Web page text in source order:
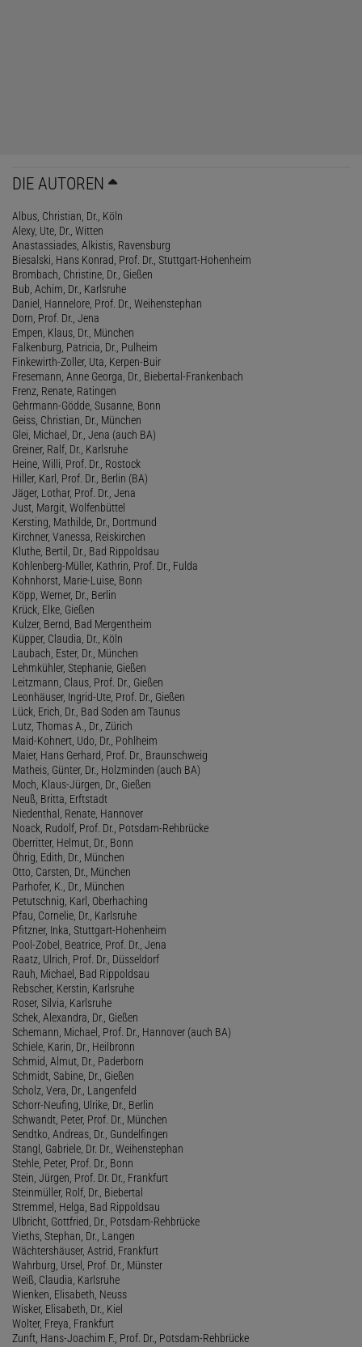
DIE AUTOREN
Albus, Christian, Dr., Köln
Alexy, Ute, Dr., Witten
Anastassiades, Alkistis, Ravensburg
Biesalski, Hans Konrad, Prof. Dr., Stuttgart-Hohenheim
Brombach, Christine, Dr., Gießen
Bub, Achim, Dr., Karlsruhe
Daniel, Hannelore, Prof. Dr., Weihenstephan
Dorn, Prof. Dr., Jena
Empen, Klaus, Dr., München
Falkenburg, Patricia, Dr., Pulheim
Finkewirth-Zoller, Uta, Kerpen-Buir
Fresemann, Anne Georga, Dr., Biebertal-Frankenbach
Frenz, Renate, Ratingen
Gehrmann-Gödde, Susanne, Bonn
Geiss, Christian, Dr., München
Glei, Michael, Dr., Jena (auch BA)
Greiner, Ralf, Dr., Karlsruhe
Heine, Willi, Prof. Dr., Rostock
Hiller, Karl, Prof. Dr., Berlin (BA)
Jäger, Lothar, Prof. Dr., Jena
Just, Margit, Wolfenbüttel
Kersting, Mathilde, Dr., Dortmund
Kirchner, Vanessa, Reiskirchen
Kluthe, Bertil, Dr., Bad Rippoldsau
Kohlenberg-Müller, Kathrin, Prof. Dr., Fulda
Kohnhorst, Marie-Luise, Bonn
Köpp, Werner, Dr., Berlin
Krück, Elke, Gießen
Kulzer, Bernd, Bad Mergentheim
Küpper, Claudia, Dr., Köln
Laubach, Ester, Dr., München
Lehmkühler, Stephanie, Gießen
Leitzmann, Claus, Prof. Dr., Gießen
Leonhäuser, Ingrid-Ute, Prof. Dr., Gießen
Lück, Erich, Dr., Bad Soden am Taunus
Lutz, Thomas A., Dr., Zürich
Maid-Kohnert, Udo, Dr., Pohlheim
Maier, Hans Gerhard, Prof. Dr., Braunschweig
Matheis, Günter, Dr., Holzminden (auch BA)
Moch, Klaus-Jürgen, Dr., Gießen
Neuß, Britta, Erftstadt
Niedenthal, Renate, Hannover
Noack, Rudolf, Prof. Dr., Potsdam-Rehbrücke
Oberritter, Helmut, Dr., Bonn
Öhrig, Edith, Dr., München
Otto, Carsten, Dr., München
Parhofer, K., Dr., München
Petutschnig, Karl, Oberhaching
Pfau, Cornelie, Dr., Karlsruhe
Pfitzner, Inka, Stuttgart-Hohenheim
Pool-Zobel, Beatrice, Prof. Dr., Jena
Raatz, Ulrich, Prof. Dr., Düsseldorf
Rauh, Michael, Bad Rippoldsau
Rebscher, Kerstin, Karlsruhe
Roser, Silvia, Karlsruhe
Schek, Alexandra, Dr., Gießen
Schemann, Michael, Prof. Dr., Hannover (auch BA)
Schiele, Karin, Dr., Heilbronn
Schmid, Almut, Dr., Paderborn
Schmidt, Sabine, Dr., Gießen
Scholz, Vera, Dr., Langenfeld
Schorr-Neufing, Ulrike, Dr., Berlin
Schwandt, Peter, Prof. Dr., München
Sendtko, Andreas, Dr., Gundelfingen
Stangl, Gabriele, Dr. Dr., Weihenstephan
Stehle, Peter, Prof. Dr., Bonn
Stein, Jürgen, Prof. Dr. Dr., Frankfurt
Steinmüller, Rolf, Dr., Biebertal
Stremmel, Helga, Bad Rippoldsau
Ulbricht, Gottfried, Dr., Potsdam-Rehbrücke
Vieths, Stephan, Dr., Langen
Wächtershäuser, Astrid, Frankfurt
Wahrburg, Ursel, Prof. Dr., Münster
Weiß, Claudia, Karlsruhe
Wienken, Elisabeth, Neuss
Wisker, Elisabeth, Dr., Kiel
Wolter, Freya, Frankfurt
Zunft, Hans-Joachim F., Prof. Dr., Potsdam-Rehbrücke